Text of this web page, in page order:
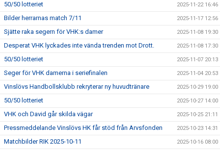
50/50 lotteriet 2025-11-22 16:46
Bilder herrarnas match 7/11 2025-11-17 12:56
Sjätte raka segern för VHK:s damer 2025-11-08 19:30
Desperat VHK lyckades inte vända trenden mot Drott. 2025-11-08 17:30
50/50 lotteriet 2025-11-07 20:13
Seger för VHK damerna i seriefinalen 2025-11-04 20:53
Vinslövs Handbollsklubb rekryterar ny huvudtränare 2025-10-29 19:00
50/50 lotteriet 2025-10-27 14:00
VHK och David går skilda vägar 2025-10-25 21:11
Pressmeddelande Vinslövs HK får stöd från Arvsfonden 2025-10-23 14:31
Matchbilder RIK 2025-10-11 2025-10-16 08:00